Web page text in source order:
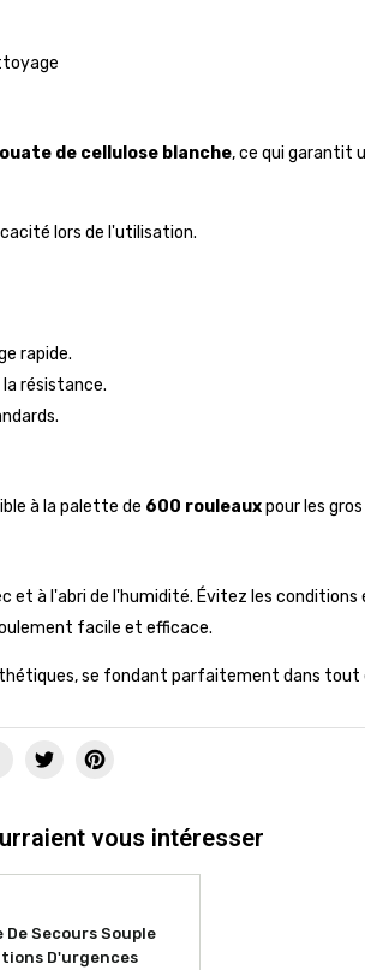
de cellulose blanche, ce qui garantit
lors de l'utilisation.
rapide.
résistance.
à la palette de 600 rouleauxpour les
et à l'abri de l'humidité. Évitez les
facile et efficace.
se fondant parfaitement dans
vous intéresser
De Secours Souple
D'urgences